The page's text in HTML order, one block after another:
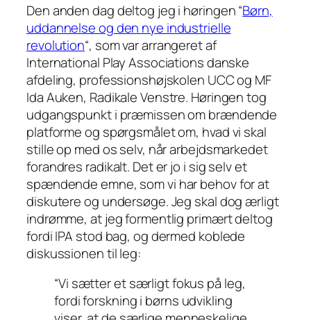
Den anden dag deltog jeg i høringen “Børn,
uddannelse og den nye industrielle
revolution“, som var arrangeret af
International Play Associations danske
afdeling, professionshøjskolen UCC og MF
Ida Auken, Radikale Venstre. Høringen tog
udgangspunkt i præmissen om brændende
platforme og spørgsmålet om, hvad vi skal
stille op med os selv, når arbejdsmarkedet
forandres radikalt. Det er jo i sig selv et
spændende emne, som vi har behov for at
diskutere og undersøge. Jeg skal dog ærligt
indrømme, at jeg formentlig primært deltog
fordi IPA stod bag, og dermed koblede
diskussionen til leg:
“Vi sætter et særligt fokus på leg,
fordi forskning i børns udvikling